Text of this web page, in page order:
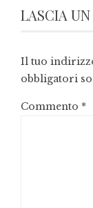
LASCIA
Il tuo
obbligatori
Commento *